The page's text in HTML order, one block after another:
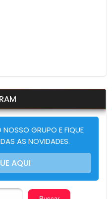
NOSSO GRUPO E FIQUE
AS NOVIDADES.
AQUI